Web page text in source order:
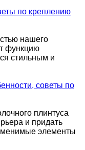
по креплению
нашего
функцию
стильным и
советы по
плинтуса
и придать
элементы